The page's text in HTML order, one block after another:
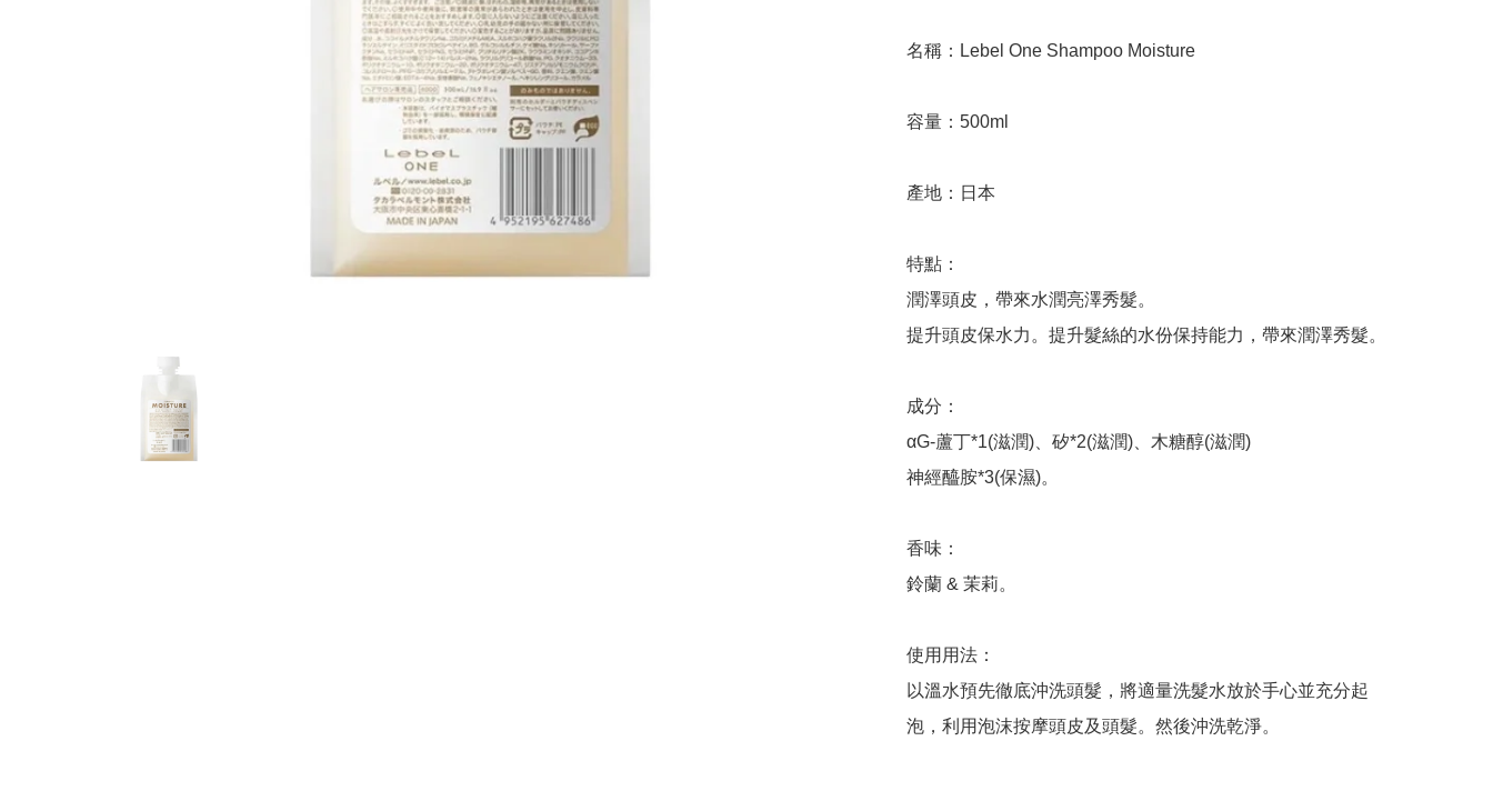
名稱：Lebel One Shampoo Moisture
容量：500ml
產地：日本
特點：
潤澤頭皮，帶來水潤亮澤秀髮。
提升頭皮保水力。提升髮絲的水份保持能力，帶來潤澤秀髮。
成分：
αG-蘆丁*1(滋潤)、矽*2(滋潤)、木糖醇(滋潤)
神經醯胺*3(保濕)。
香味：
鈴蘭 & 茉莉。
使用用法：
以溫水預先徹底沖洗頭髮，將適量洗髮水放於手心並充分起
泡，利用泡沫按摩頭皮及頭髮。然後沖洗乾淨。